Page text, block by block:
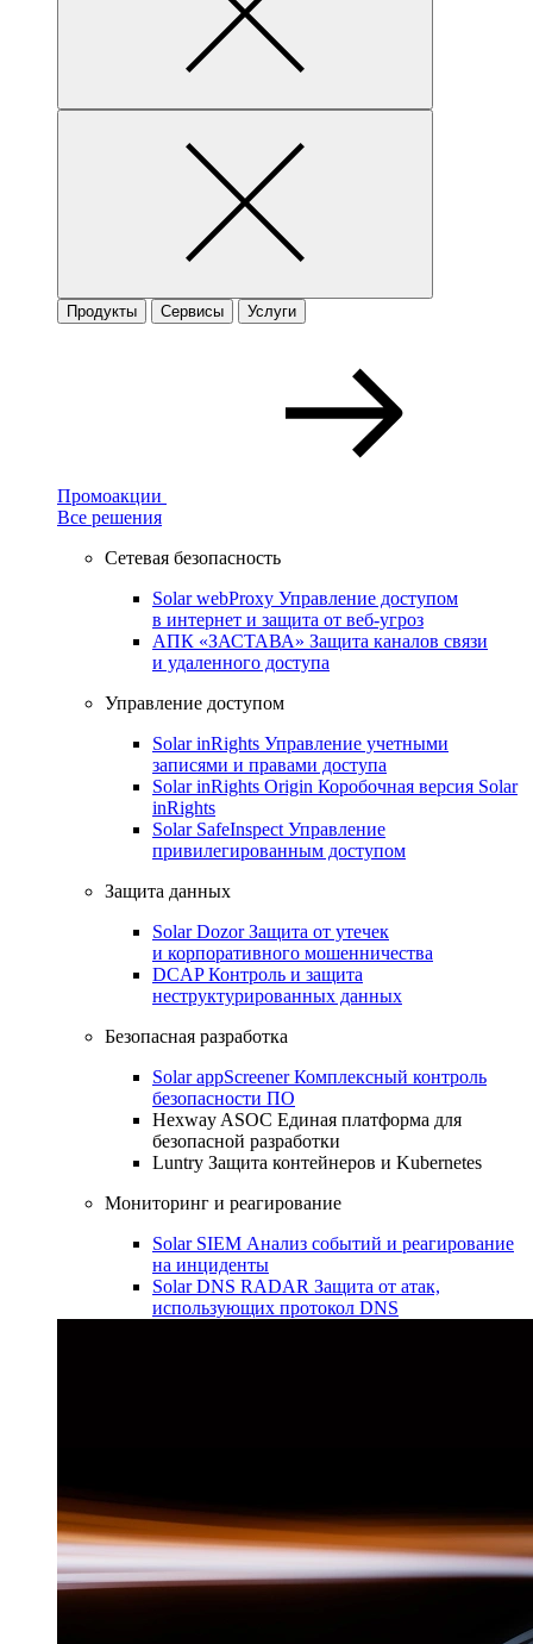
Продукты Сервисы Услуги
Промоакции
Все решения
Сетевая безопасность
Solar webProxy Управление доступом
в интернет и защита от веб-угроз
АПК «ЗАСТАВА» Защита каналов связи
и удаленного доступа
Управление доступом
Solar inRights Управление учетными
записями и правами доступа
Solar inRights Origin Коробочная версия Solar
inRights
Solar SafeInspect Управление
привилегированным доступом
Защита данных
Solar DozorЗащита от утечек
и корпоративного мошенничества
DCAPКонтроль и защита
неструктурированных данных
Безопасная разработка
Solar appScreenerКомплексный контроль
безопасности ПО
Hexway ASOC Единая платформа для
безопасной разработки
Luntry Защита контейнеров и Kubernetes
Мониторинг и реагирование
Solar SIEM Анализ событий и реагирование
на инциденты
Solar DNS RADAR Защита от атак,
использующих протокол DNS